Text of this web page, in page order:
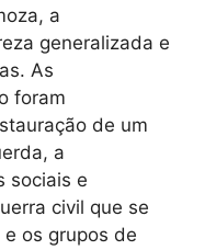
a
generalizada e
As
foram
de um
a
sociais e
civil que se
os grupos de